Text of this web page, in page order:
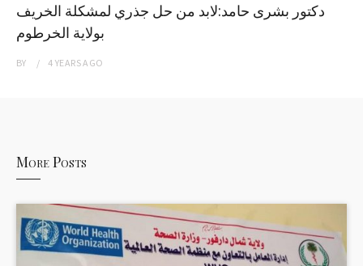
دكتور بشرى حامد:لابد من حل جذري لمشكلة الخريف
بولاية الخرطوم
BY 4 YEARSAGO
More Posts